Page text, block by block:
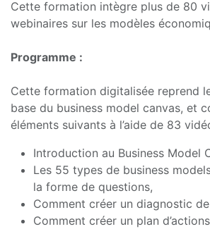
Cette formation intègre plus de 80
webinaires sur les modèles
Programme :
Cette formation digitalisée reprend
base du business model canvas, et
éléments suivants à l’aide de 83
Introduction au Business Model
Les 55 types de business
la forme de questions,
Comment créer un diagnostic
Comment créer un plan